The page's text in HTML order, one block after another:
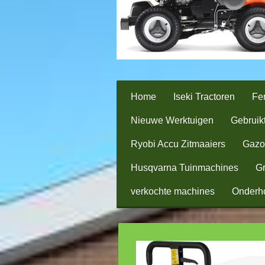
Home Iseki Tractoren
Nieuwe Werktuigen
Ryobi Accu Zitmaaiers
Husqvarna Tuinmachines
verkochte machines